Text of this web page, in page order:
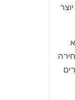
הוא יוצר